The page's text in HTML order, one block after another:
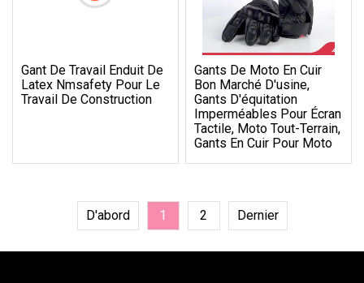
Gant De Travail Enduit De
Latex Nmsafety Pour Le
Travail De Construction
Gants De Moto En Cuir
Bon Marché D'usine,
Gants D'équitation
Imperméables Pour Écran
Tactile, Moto Tout-Terrain,
Gants En Cuir Pour Moto
D'abord 1 2 Dernier